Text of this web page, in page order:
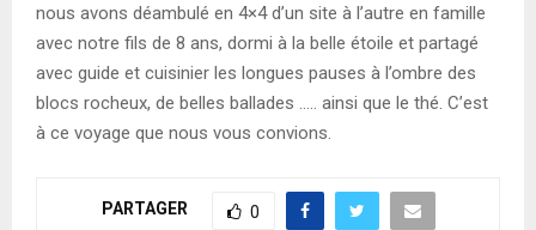
nous avons déambulé en 4×4 d’un site à l’autre en famille
avec notre fils de 8 ans, dormi à la belle étoile et partagé
avec guide et cuisinier les longues pauses à l’ombre des
blocs rocheux, de belles ballades ….. ainsi que le thé. C’est
à ce voyage que nous vous convions.
PARTAGER 0